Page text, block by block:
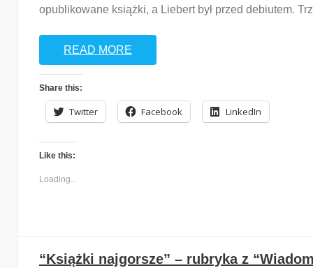
opublikowane książki, a Liebert był przed debiutem.
READ MORE
Share this:
Twitter Facebook LinkedIn
Like this:
Loading...
“Książki najgorsze” – rubryka z